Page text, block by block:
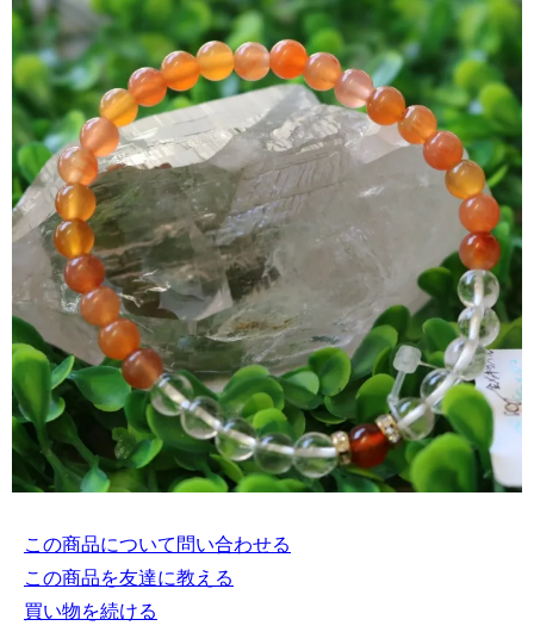
この商品について問い合わせる
この商品を友達に教える
買い物を続ける